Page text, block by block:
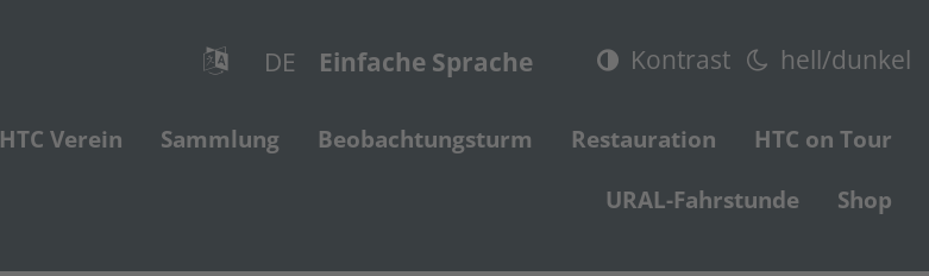
DE Einfache Sprache Kontrast hell/dunkel
HTC Verein Sammlung Beobachtungsturm Restauration
HTC on Tour
URAL-Fahrstunde
Shop